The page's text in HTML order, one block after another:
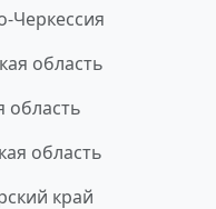
Черкессия
область
область
область
край